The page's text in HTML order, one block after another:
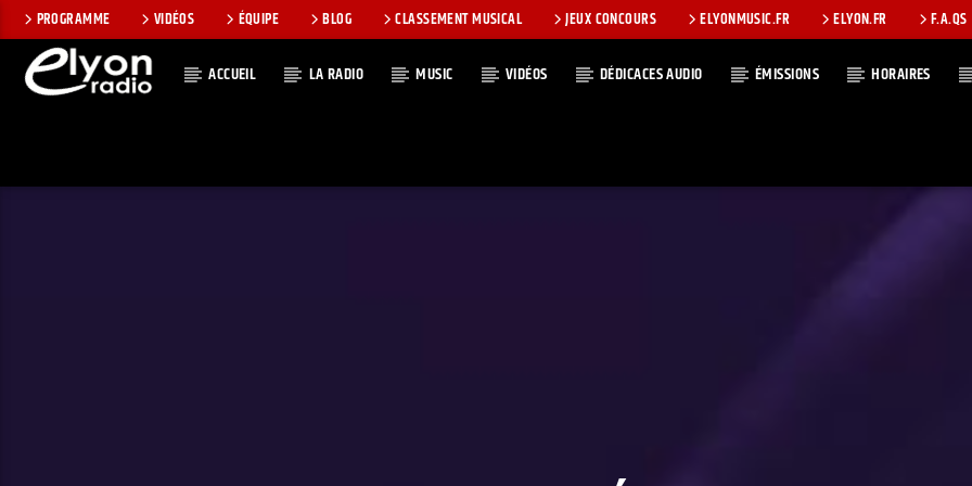
PROGRAMME VIDÉOS ÉQUIPE BLOG CLASSEMENT MUSICAL JEUX CONCOURS ELYONMUSIC.FR ELYON.FR F.A.QS
ACCUEIL LA RADIO MUSIC VIDÉOS DÉDICACES AUDIO ÉMISSIONS HORAIRES